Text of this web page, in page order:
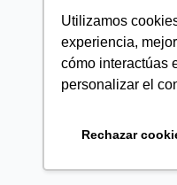
Utilizamos
experiencia,
cómo interactúas
personalizar el
Rechazar